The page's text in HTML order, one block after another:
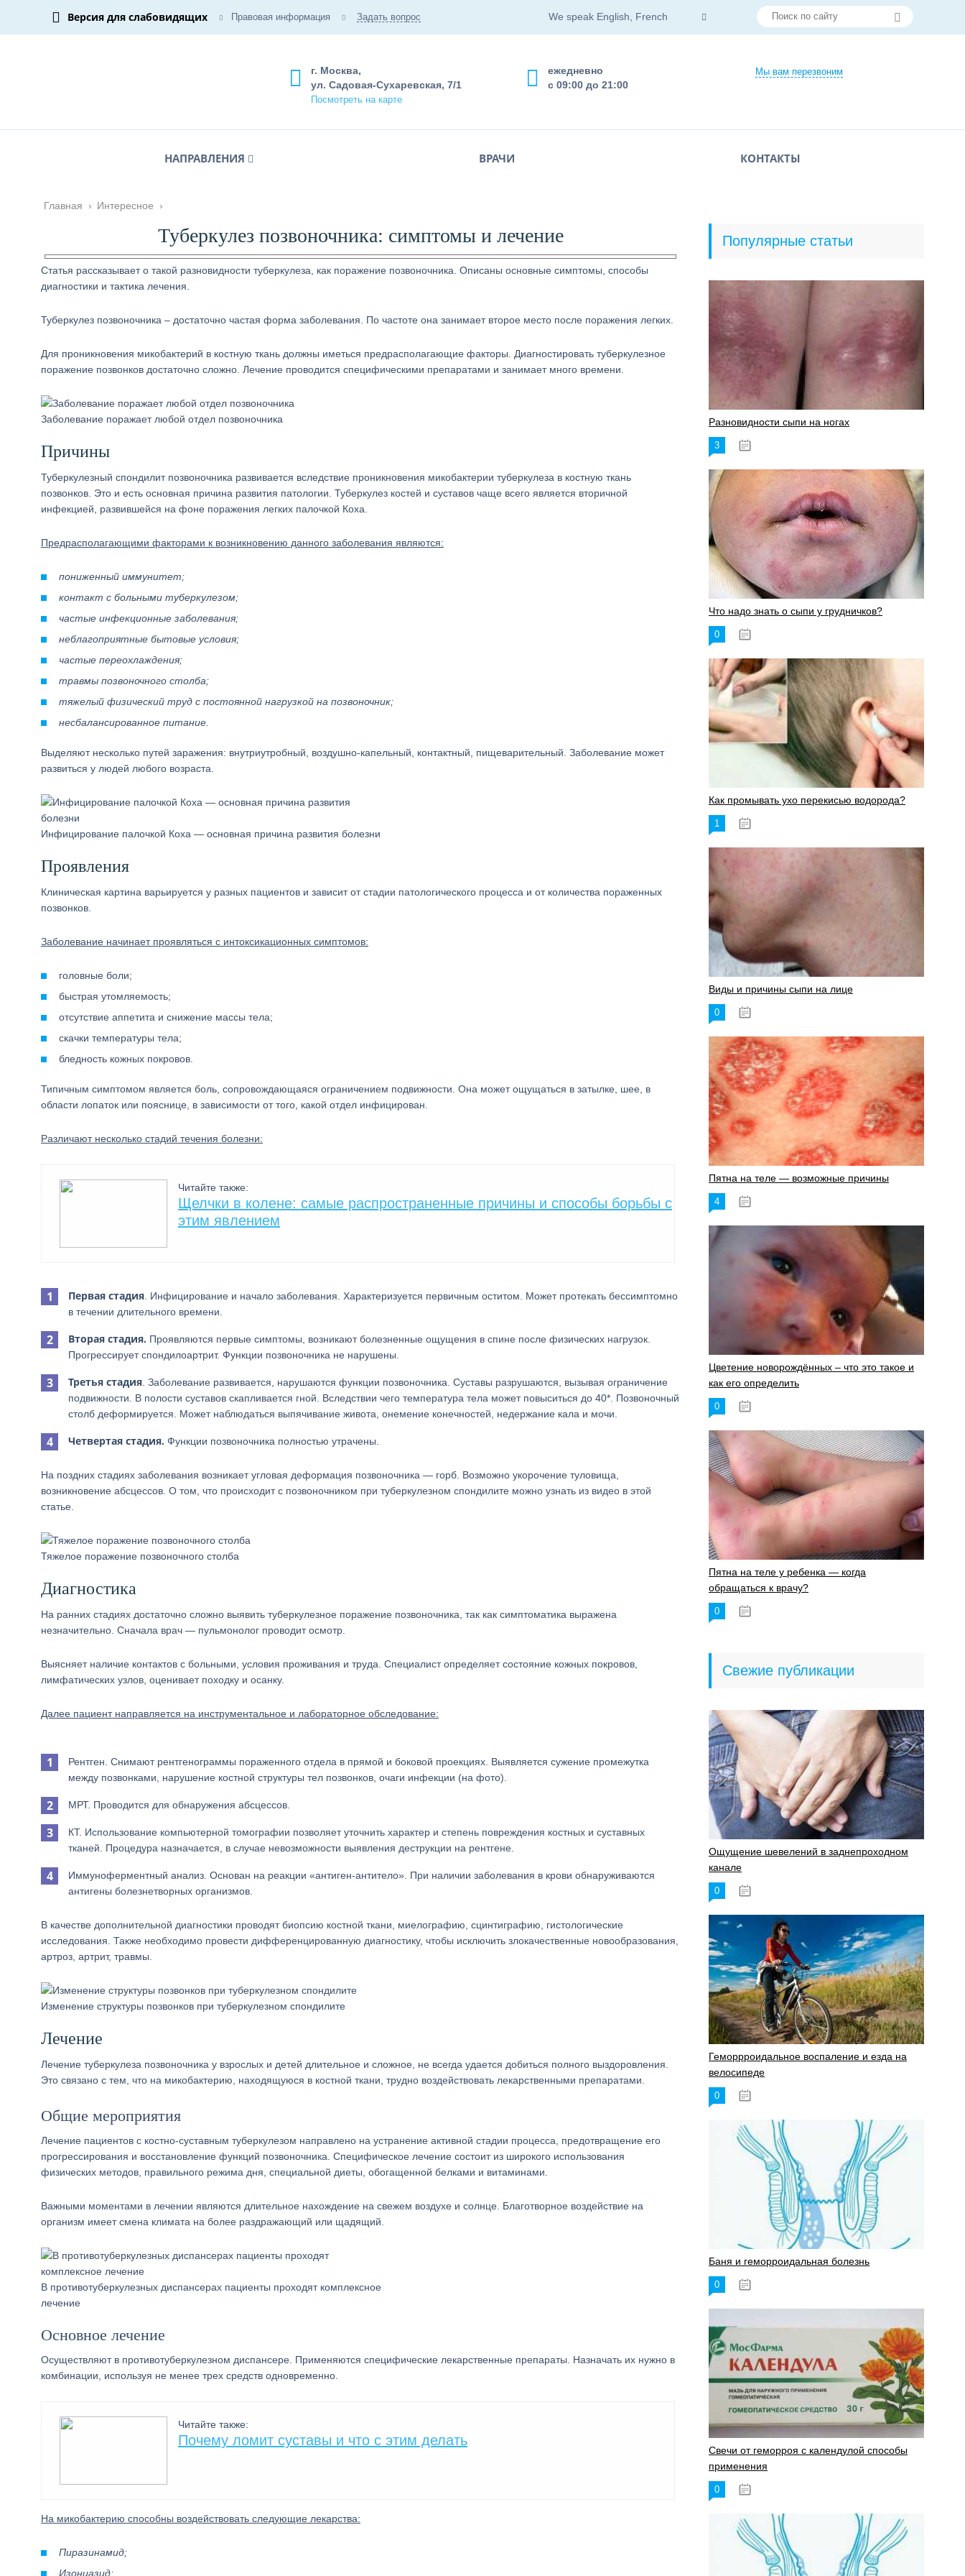
Версия для слабовидящих Правовая информация Задать вопрос We speak English, French
Мы вам перезвоним
ежедневно
с 09:00 до 21:00
г. Москва,
ул. Садовая-Сухаревская, 7/1
Посмотреть на карте
НАПРАВЛЕНИЯ ВРАЧИ КОНТАКТЫ
Главная › Интересное ›
Туберкулез позвоночника: симптомы и лечение
Статья рассказывает о такой разновидности туберкулеза, как поражение позвоночника. Описаны основные симптомы, способы
диагностики и тактика лечения.
Туберкулез позвоночника – достаточно частая форма заболевания. По частоте она занимает второе место после поражения легких.
Для проникновения микобактерий в костную ткань должны иметься предрасполагающие факторы. Диагностировать туберкулезное
поражение позвонков достаточно сложно. Лечение проводится специфическими препаратами и занимает много времени.
Заболевание поражает любой отдел позвоночника
Причины
Туберкулезный спондилит позвоночника развивается вследствие проникновения микобактерии туберкулеза в костную ткань
позвонков. Это и есть основная причина развития патологии. Туберкулез костей и суставов чаще всего является вторичной
инфекцией, развившейся на фоне поражения легких палочкой Коха.
Предрасполагающими факторами к возникновению данного заболевания являются:
пониженный иммунитет;
контакт с больными туберкулезом;
частые инфекционные заболевания;
неблагоприятные бытовые условия;
частые переохлаждения;
травмы позвоночного столба;
тяжелый физический труд с постоянной нагрузкой на позвоночник;
несбалансированное питание.
Выделяют несколько путей заражения: внутриутробный, воздушно-капельный, контактный, пищеварительный. Заболевание может
развиться у людей любого возраста.
Инфицирование палочкой Коха — основная причина развития болезни
Проявления
Клиническая картина варьируется у разных пациентов и зависит от стадии патологического процесса и от количества пораженных
позвонков.
Заболевание начинает проявляться с интоксикационных симптомов:
головные боли;
быстрая утомляемость;
отсутствие аппетита и снижение массы тела;
скачки температуры тела;
бледность кожных покровов.
Типичным симптомом является боль, сопровождающаяся ограничением подвижности. Она может ощущаться в затылке, шее, в
области лопаток или пояснице, в зависимости от того, какой отдел инфицирован.
Различают несколько стадий течения болезни:
Читайте также:
Щелчки в колене: самые распространенные причины и способы борьбы с
этим явлением
Первая стадия . Инфицирование и начало заболевания. Характеризуется первичным оститом. Может протекать бессимптомно
в течении длительного времени.
Вторая стадия. Проявляются первые симптомы, возникают болезненные ощущения в спине после физических нагрузок.
Прогрессирует спондилоартрит. Функции позвоночника не нарушены.
Третья стадия . Заболевание развивается, нарушаются функции позвоночника. Суставы разрушаются, вызывая ограничение
подвижности. В полости суставов скапливается гной. Вследствии чего температура тела может повыситься до 40*. Позвоночный
столб деформируется. Может наблюдаться выпячивание живота, онемение конечностей, недержание кала и мочи.
Четвертая стадия. Функции позвоночника полностью утрачены.
На поздних стадиях заболевания возникает угловая деформация позвоночника — горб. Возможно укорочение туловища,
возникновение абсцессов. О том, что происходит с позвоночником при туберкулезном спондилите можно узнать из видео в этой
статье.
Тяжелое поражение позвоночного столба
Диагностика
На ранних стадиях достаточно сложно выявить туберкулезное поражение позвоночника, так как симптоматика выражена
незначительно. Сначала врач — пульмонолог проводит осмотр.
Выясняет наличие контактов с больными, условия проживания и труда. Специалист определяет состояние кожных покровов,
лимфатических узлов, оценивает походку и осанку.
Далее пациент направляется на инструментальное и лабораторное обследование:
Рентген. Снимают рентгенограммы пораженного отдела в прямой и боковой проекциях. Выявляется сужение промежутка
между позвонками, нарушение костной структуры тел позвонков, очаги инфекции (на фото).
МРТ. Проводится для обнаружения абсцессов.
КТ. Использование компьютерной томографии позволяет уточнить характер и степень повреждения костных и суставных
тканей. Процедура назначается, в случае невозможности выявления деструкции на рентгене.
Иммуноферментный анализ. Основан на реакции «антиген-антитело». При наличии заболевания в крови обнаруживаются
антигены болезнетворных организмов.
В качестве дополнительной диагностики проводят биопсию костной ткани, миелографию, сцинтиграфию, гистологические
исследования. Также необходимо провести дифференцированную диагностику, чтобы исключить злокачественные новообразования,
артроз, артрит, травмы.
Изменение структуры позвонков при туберкулезном спондилите
Лечение
Лечение туберкулеза позвоночника у взрослых и детей длительное и сложное, не всегда удается добиться полного выздоровления.
Это связано с тем, что на микобактерию, находящуюся в костной ткани, трудно воздействовать лекарственными препаратами.
Общие мероприятия
Лечение пациентов с костно-суставным туберкулезом направлено на устранение активной стадии процесса, предотвращение его
прогрессирования и восстановление функций позвоночника. Специфическое лечение состоит из широкого использования
физических методов, правильного режима дня, специальной диеты, обогащенной белками и витаминами.
Важными моментами в лечении являются длительное нахождение на свежем воздухе и солнце. Благотворное воздействие на
организм имеет смена климата на более раздражающий или щадящий.
В противотуберкулезных диспансерах пациенты проходят комплексное
лечение
Основное лечение
Осуществляют в противотуберкулезном диспансере. Применяются специфические лекарственные препараты. Назначать их нужно в
комбинации, используя не менее трех средств одновременно.
Читайте также:
Почему ломит суставы и что с этим делать
На микобактерию способны воздействовать следующие лекарства:
Пиразинамид;
Изониазид;
Популярные статьи
Разновидности сыпи на ногах
3
Что надо знать о сыпи у грудничков?
0
Как промывать ухо перекисью водорода?
1
Виды и причины сыпи на лице
0
Пятна на теле — возможные причины
4
Цветение новорождённых – что это такое и
как его определить
0
Пятна на теле у ребенка — когда
обращаться к врачу?
0
Свежие публикации
Ощущение шевелений в заднепроходном
канале
0
Геморрроидальное воспаление и езда на
велосипеде
0
Баня и геморроидальная болезнь
0
Свечи от геморроя с календулой способы
применения
0